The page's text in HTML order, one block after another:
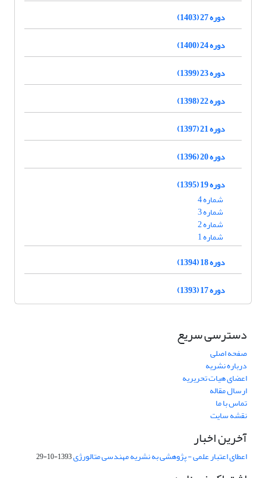
دوره 27 (1403)
دوره 24 (1400)
دوره 23 (1399)
دوره 22 (1398)
دوره 21 (1397)
دوره 20 (1396)
دوره 19 (1395)
شماره 4
شماره 3
شماره 2
شماره 1
دوره 18 (1394)
دوره 17 (1393)
دسترسی سریع
صفحه اصلی
درباره نشریه
اعضای هیات تحریریه
ارسال مقاله
تماس با ما
نقشه سایت
آخرین اخبار
اعطای اعتبار علمی - پژوهشی به نشریه مهندسی متالورژی1393-10-29